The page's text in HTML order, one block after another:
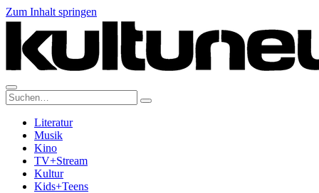
Zum Inhalt springen
Suche:
Literatur
Musik
Kino
TV+Stream
Kultur
Kids+Teens